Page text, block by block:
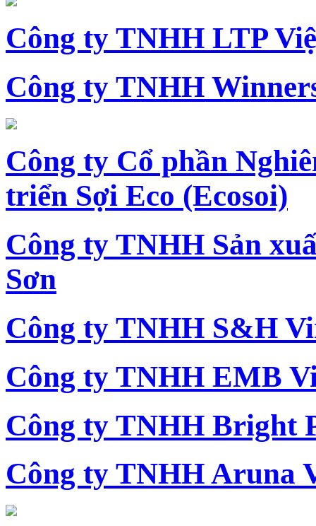
Công ty TNHH LTP
Công ty TNHH
Công ty Cổ phần
triển Sợi Eco (Ecosoi)
Công ty TNHH Sản
Sơn
Công ty TNHH S&H
Công ty TNHH EMB
Công ty TNHH Bright
Công ty TNHH Aruna